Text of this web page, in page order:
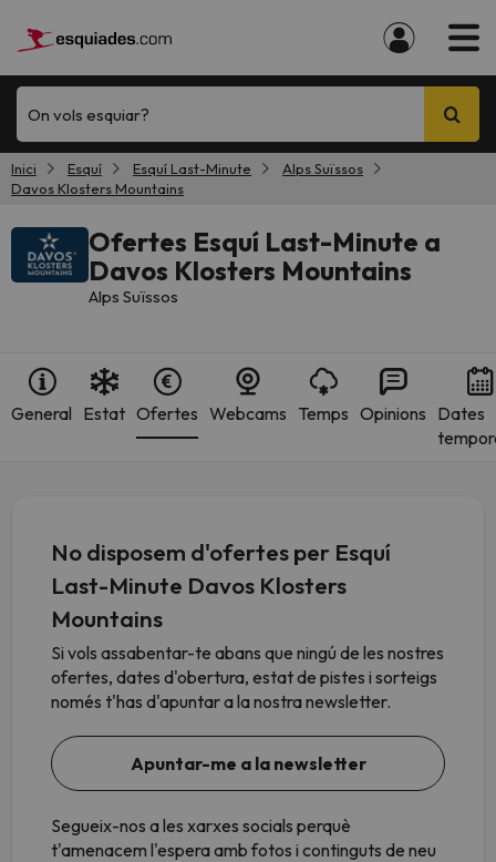
On vols esquiar?
Inici Esquí Esquí Last-Minute
Alps Suïssos
Davos Klosters Mountains
Ofertes Esquí Last-Minute a
Davos Klosters Mountains
Alps Suïssos
General Estat Ofertes Webcams Temps Opinions Dates
No disposem d'ofertes per Esquí
Last-Minute Davos Klosters
Mountains
Si vols assabentar-te abans que ningú de les nostres
ofertes, dates d'obertura, estat de pistes i sorteigs
només t'has d'apuntar a la nostra newsletter.
Apuntar-me a la newsletter
Segueix-nos a les xarxes socials perquè
t'amenacem l'espera amb fotos i continguts de neu